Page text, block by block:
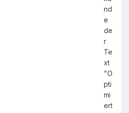
nd
e
de
r
Te
xt
"O
pti
mi
ert